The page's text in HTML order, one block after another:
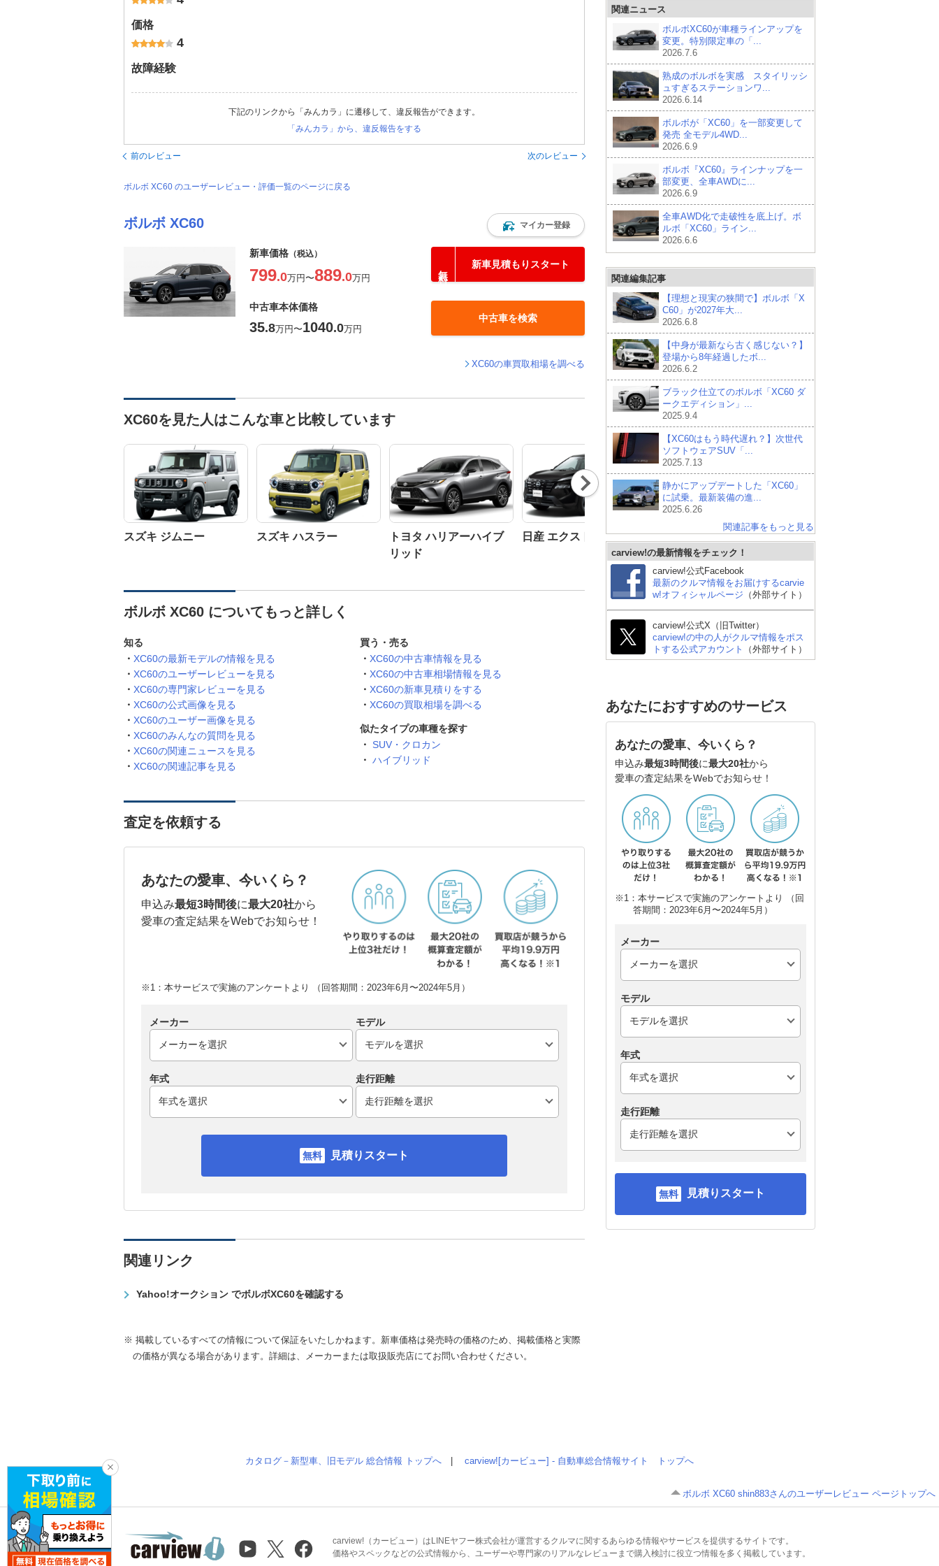
価格
4
故障経験
下記のリンクから「みんカラ」に遷移して、違反報告ができます。
「みんカラ」から、違反報告をする
前のレビュー 次のレビュー
ボルボ XC60 のユーザーレビュー・評価一覧のページに戻る
ボルボ XC60 マイカー登録
新車価格 （税込）
799.0万円〜889.0万円
新車見積もりスタート
中古車本体価格
35.8万円〜1040.0万円
中古車を検索
XC60の車買取相場を調べる
XC60を見た人はこんな車と比較しています
スズキ ジムニー スズキ ハスラー
トヨタ ハリアーハイブ
リッド
日産 エクストレイル
トヨタ ランドクルーザ
ー300
スバル フォレスター
Nex
t
ボルボ XC60 についてもっと詳しく
知る
XC60の最新モデルの情報を見る
XC60のユーザーレビューを見る
XC60の専門家レビューを見る
XC60の公式画像を見る
XC60のユーザー画像を見る
XC60のみんなの質問を見る
XC60の関連ニュースを見る
XC60の関連記事を見る
買う・売る
XC60の中古車情報を見る
XC60の中古車相場情報を見る
XC60の新車見積りをする
XC60の買取相場を調べる
似たタイプの車種を探す
SUV・クロカン
ハイブリッド
査定を依頼する
あなたの愛車、今いくら？
申込み最短3時間後に最大20社から
愛車の査定結果をWebでお知らせ！
※1：本サービスで実施のアンケートより （回答期間：2023年6月〜2024年5月）
メーカー モデル
年式 走行距離
見積りスタート
関連リンク
Yahoo!オークション でボルボXC60を確認する
※ 掲載しているすべての情報について保証をいたしかねます。新車価格は発売時の価格のため、掲載価格と実際
の価格が異なる場合があります。詳細は、メーカーまたは取扱販売店にてお問い合わせください。
関連ニュース
ボルボXC60が車種ラインアップを
変更。特別限定車の「...
2026.7.6
熟成のボルボを実感 スタイリッシ
ュすぎるステーションワ...
2026.6.14
ボルボが「XC60」を一部変更して
発売 全モデル4WD...
2026.6.9
ボルボ『XC60』ラインナップを一
部変更、全車AWDに...
2026.6.9
全車AWD化で走破性を底上げ。ボ
ルボ「XC60」ライン...
2026.6.6
関連編集記事
【理想と現実の狭間で】ボルボ「X
C60」が2027年大...
2026.6.8
【中身が最新なら古く感じない？】
登場から8年経過したボ...
2026.6.2
ブラック仕立てのボルボ「XC60 ダ
ークエディション」...
2025.9.4
【XC60はもう時代遅れ？】次世代
ソフトウェアSUV「...
2025.7.13
静かにアップデートした「XC60」
に試乗。最新装備の進...
2025.6.26
関連記事をもっと見る
carview!の最新情報をチェック！
carview!公式Facebook
最新のクルマ情報をお届けするcarvie
w!オフィシャルページ （外部サイト）
carview!公式X（旧Twitter）
carview!の中の人がクルマ情報をポス
トする公式アカウント
（外部サイト）
あなたにおすすめのサービス
あなたの愛車、今いくら？
申込み最短3時間後に最大20社から
愛車の査定結果をWebでお知らせ！
※1：本サービスで実施のアンケートより （回
答期間：2023年6月〜2024年5月）
メーカー
モデル
年式
走行距離
見積りスタート
カタログ－新型車、旧モデル 総合情報 トップへ carview![カービュー] - 自動車総合情報サイト トップへ
ボルボ XC60 shin883さんのユーザーレビュー ページトップへ
carview!（カービュー）はLINEヤフー株式会社が運営するクルマに関するあらゆる情報やサービスを提供するサイトです。
価格やスペックなどの公式情報から、ユーザーや専門家のリアルなレビューまで購入検討に役立つ情報を多く掲載しています。